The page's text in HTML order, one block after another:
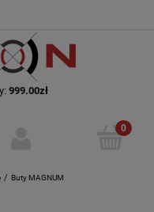
999.00zł
Buty MAGNUM
92 29